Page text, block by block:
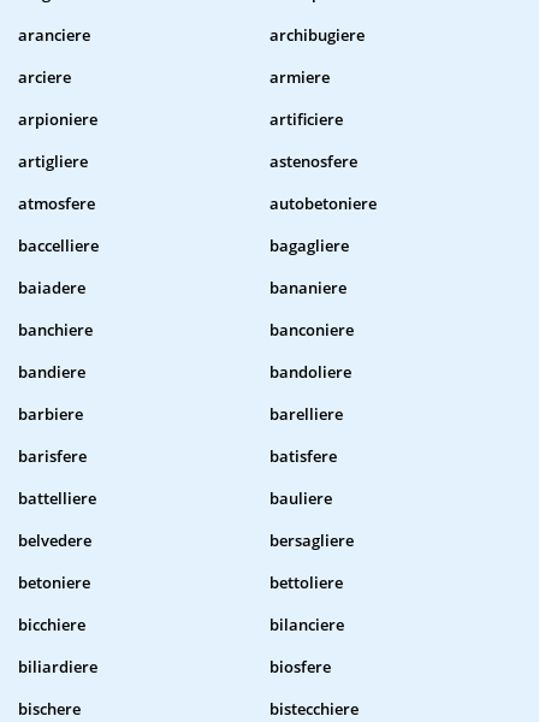
aranciere
archibugiere
arciere
armiere
arpioniere
artificiere
artigliere
astenosfere
atmosfere
autobetoniere
baccelliere
bagagliere
baiadere
bananiere
banchiere
banconiere
bandiere
bandoliere
barbiere
barelliere
barisfere
batisfere
battelliere
bauliere
belvedere
bersagliere
betoniere
bettoliere
bicchiere
bilanciere
biliardiere
biosfere
bischere
bistecchiere